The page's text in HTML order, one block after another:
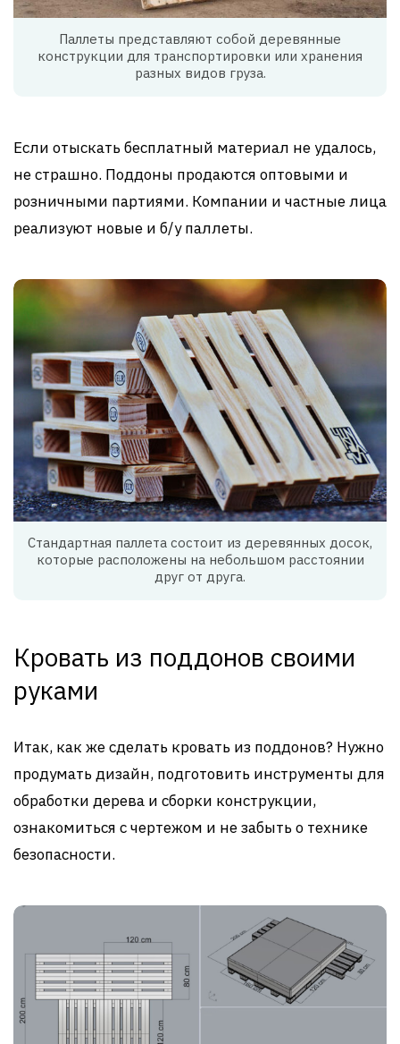
Паллеты представляют собой деревянные
конструкции для транспортировки или хранения
разных видов груза.
Если отыскать бесплатный материал не удалось,
не страшно. Поддоны продаются оптовыми и
розничными партиями. Компании и частные лица
реализуют новые и б/у паллеты.
Стандартная паллета состоит из деревянных досок,
которые расположены на небольшом расстоянии
друг от друга.
Кровать из поддонов своими
руками
Итак, как же сделать кровать из поддонов? Нужно
продумать дизайн, подготовить инструменты для
обработки дерева и сборки конструкции,
ознакомиться с чертежом и не забыть о технике
безопасности.